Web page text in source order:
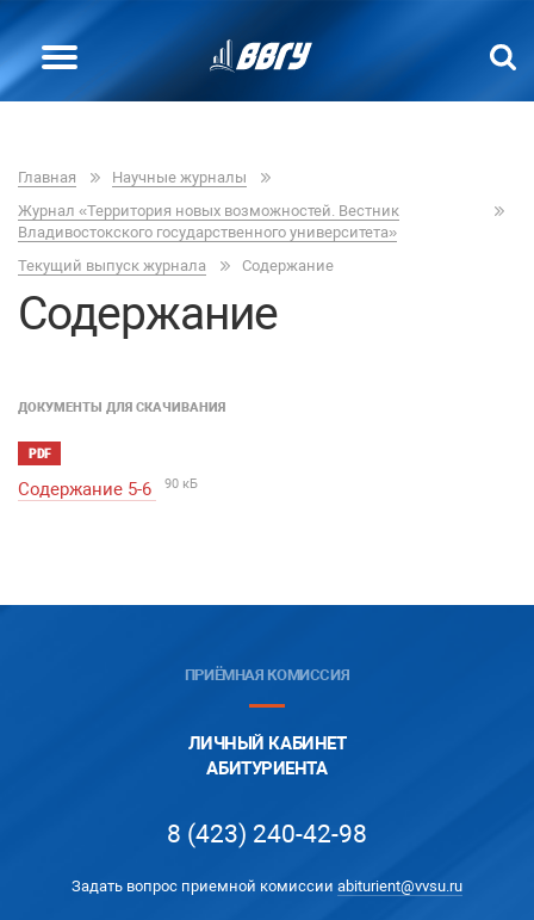
Главная
Научные журналы
Журнал «Территория новых возможностей. Вестник
Владивостокского государственного университета»
Текущий выпуск журнала
Содержание
Содержание
ДОКУМЕНТЫ ДЛЯ СКАЧИВАНИЯ
PDF
Содержание 5-6 90 кБ
ПРИЁМНАЯ КОМИССИЯ
ЛИЧНЫЙ КАБИНЕТ
АБИТУРИЕНТА
8 (423) 240-42-98
Задать вопрос приемной комиссии abiturient@vvsu.ru